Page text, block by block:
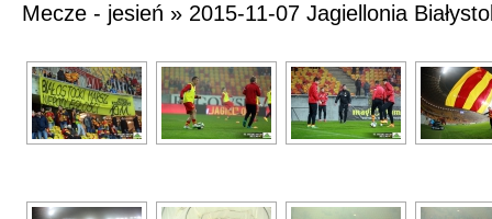
Mecze - jesień » 2015-11-07 Jagiellonia